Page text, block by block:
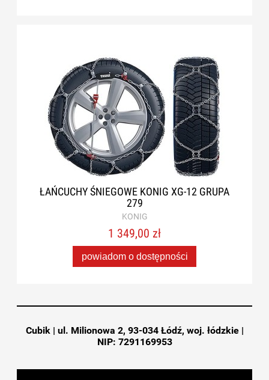
ŁAŃCUCHY ŚNIEGOWE KONIG XG-12 GRUPA
279
KONIG
1 349,00 zł
powiadom o dostępności
Cubik | ul. Milionowa 2, 93-034 Łódź, woj. łódzkie |
NIP: 7291169953